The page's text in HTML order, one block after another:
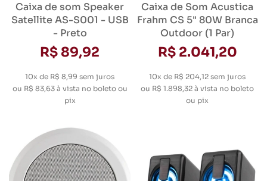
Caixa de som Speaker
Satellite AS-S001 - USB
- Preto
R$ 89,92
10x de R$ 8,99 sem juros
ou R$ 83,63à vista no boleto ou
pix
Caixa de Som Acustica
Frahm CS 5" 80W Branca
Outdoor (1 Par)
R$ 2.041,20
10x de R$ 204,12 sem juros
ou R$ 1.898,32 à vista no boleto
ou pix